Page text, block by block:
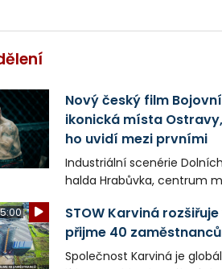
Nový český film
ikonická místa
ho uvidí mezi prvními
Industriální scenérie
halda Hrabůvka, centrum
v novém filmu Bojovník,
do kin už 13. srpna. Režiséři
Frič a Tomáš Dianiška si
STOW Karviná
přijme 40 zaměstnanců
Společnost Karviná je